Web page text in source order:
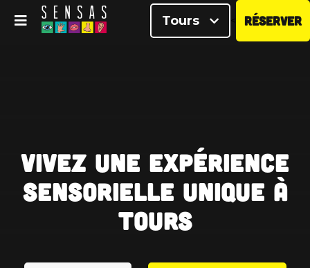
Tours RÉSERVER
Vivez une expérience
sensorielle unique à
Tours